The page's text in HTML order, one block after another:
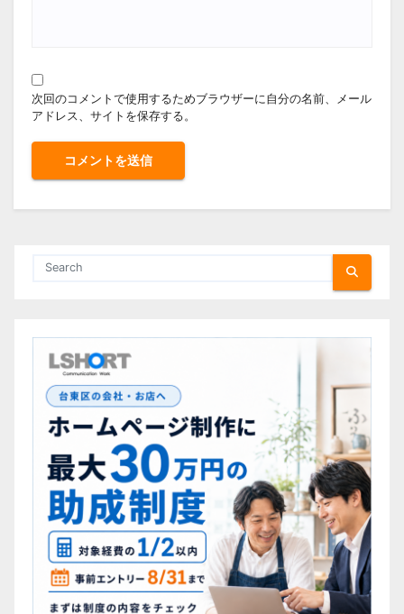
次回のコメントで使用するためブラウザーに自分の名前、メール
アドレス、サイトを保存する。